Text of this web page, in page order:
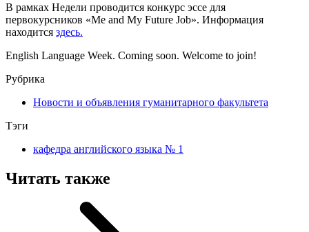
В рамках Недели проводится конкурс эссе для
первокурсников «Me and My Future Job». Информация
находится здесь.
English Language Week. Coming soon. Welcome to join!
Рубрика
Новости и объявления гуманитарного факультета
Тэги
кафедра английского языка № 1
Читать также